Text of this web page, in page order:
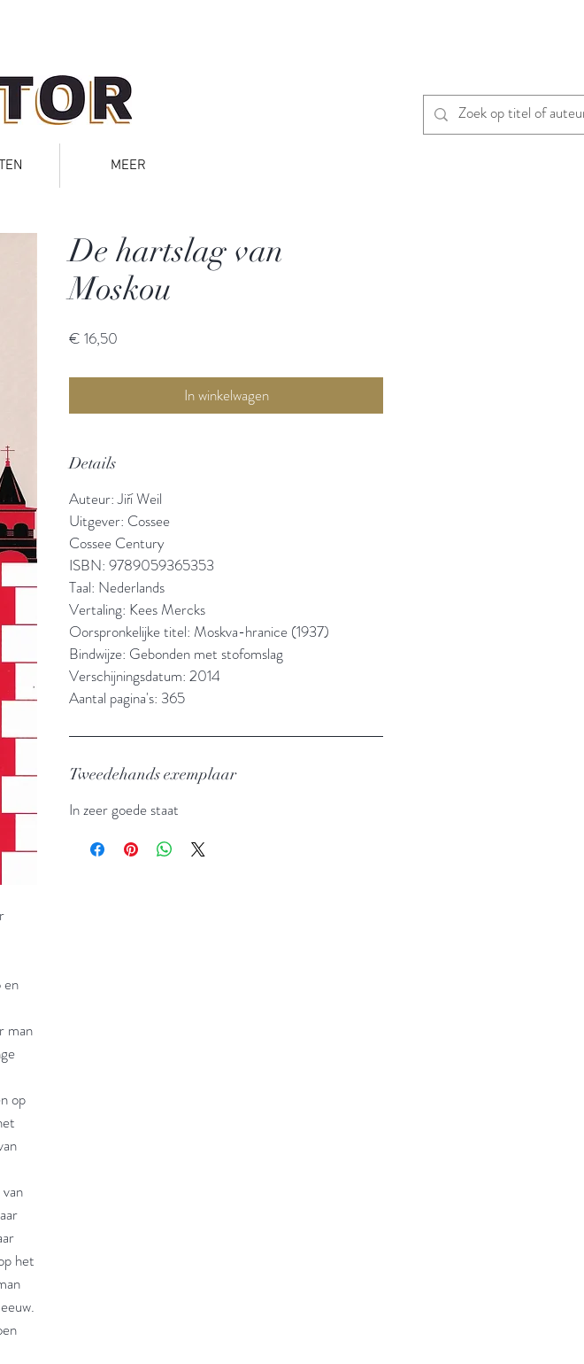
MEER
en
man
op
het
De hartslag van
Moskou
€ 16,50
In winkelwagen
Details
Auteur: Jiří Weil
Uitgever: Cossee
Cossee Century
ISBN: 9789059365353
Taal: Nederlands
Vertaling: Kees Mercks
Oorspronkelijke titel: Moskva-hranice (1937)
Bindwijze: Gebonden met stofomslag
Verschijningsdatum: 2014
Aantal pagina's: 365
Tweedehands exemplaar
In zeer goede staat